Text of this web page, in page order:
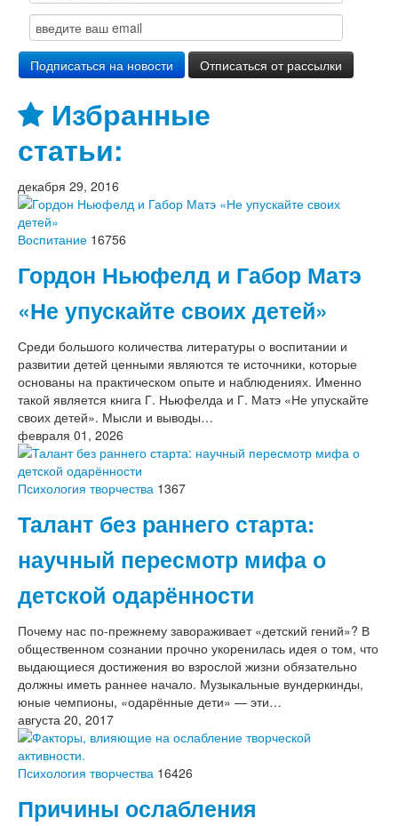
Избранные
статьи:
декабря 29, 2016
Воспитание 16756
Гордон Ньюфелд и Габор Матэ
«Не упускайте своих детей»
Среди большого количества литературы о воспитании и
развитии детей ценными являются те источники, которые
основаны на практическом опыте и наблюдениях. Именно
такой является книга Г. Ньюфелда и Г. Матэ «Не упускайте
своих детей». Мысли и выводы…
февраля 01, 2026
Психология творчества 1367
Талант без раннего старта:
научный пересмотр мифа о
детской одарённости
Почему нас по-прежнему завораживает «детский гений»? В
общественном сознании прочно укоренилась идея о том, что
выдающиеся достижения во взрослой жизни обязательно
должны иметь раннее начало. Музыкальные вундеркинды,
юные чемпионы, «одарённые дети» — эти…
августа 20, 2017
Психология творчества 16426
Причины ослабления